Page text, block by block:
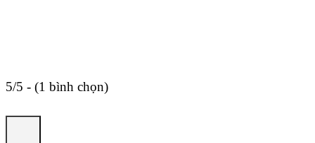
5/5 - (1 bình chọn)